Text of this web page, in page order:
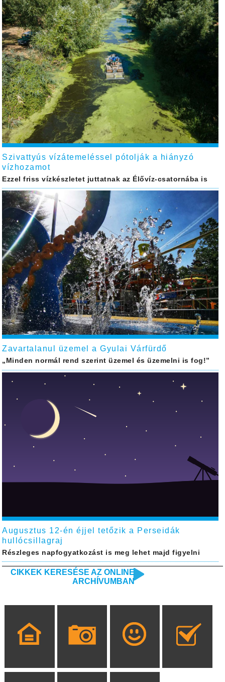
Szivattyús vízátemeléssel pótolják a hiányzó
vízhozamot
Ezzel friss vízkészletet juttatnak az Élővíz-csatornába is
Zavartalanul üzemel a Gyulai Várfürdő
„Minden normál rend szerint üzemel és üzemelni is fog!”
Augusztus 12-én éjjel tetőzik a Perseidák
hullócsillagraj
Részleges napfogyatkozást is meg lehet majd figyelni
CIKKEK KERESÉSE AZ ONLINE
ARCHÍVUMBAN